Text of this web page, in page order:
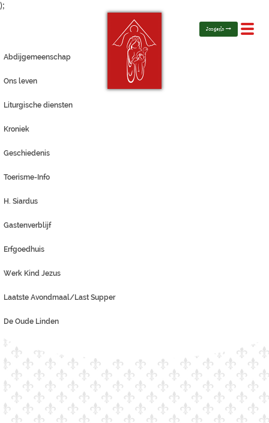
);
Toggle
Jongerlo
Abdijgemeenschap
Ons leven
Liturgische diensten
Kroniek
Geschiedenis
Toerisme-Info
H. Siardus
Gastenverblijf
Erfgoedhuis
Werk Kind Jezus
Laatste Avondmaal/Last Supper
De Oude Linden